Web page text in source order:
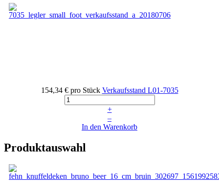
154,34 € pro Stück Verkaufsstand L01-7035
+
–
In den Warenkorb
Produktauswahl